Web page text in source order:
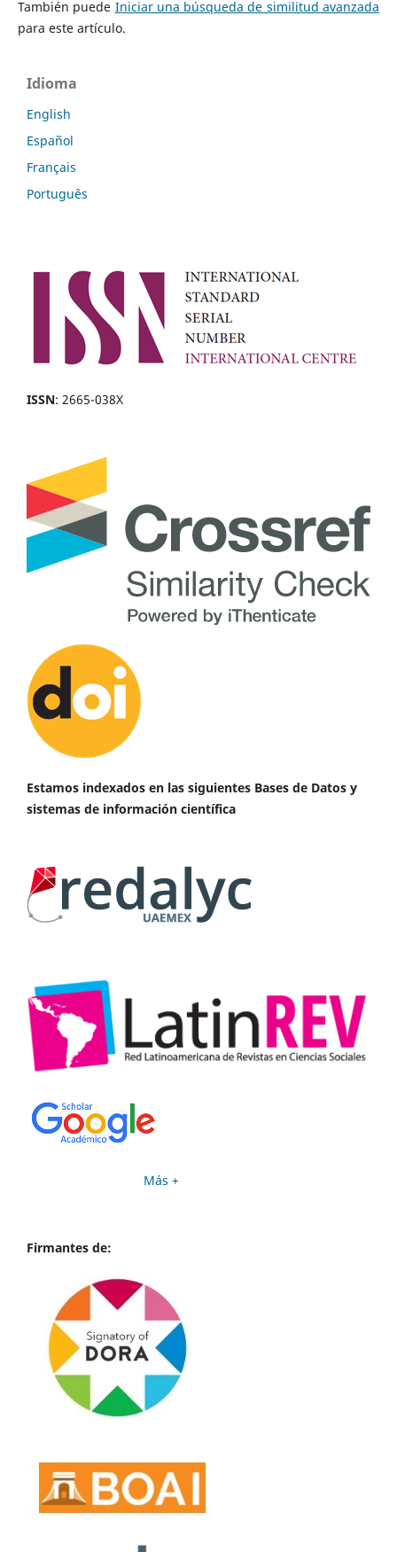
También puede Iniciar una búsqueda de similitud avanzada
para este artículo.
Idioma
English
Español
Français
Português
ISSN: 2665-038X
Estamos indexados en las siguientes Bases de Datos y
sistemas de información científica
Más +
Firmantes de: